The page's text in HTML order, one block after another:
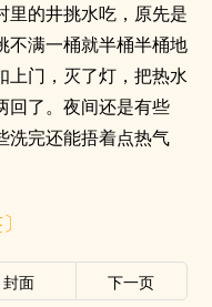
里的井挑水吃，原先是
不满一桶就半桶半桶地
上门，灭了灯，把热水
回了。夜间还是有些
洗完还能捂着点热气
封面 下一页